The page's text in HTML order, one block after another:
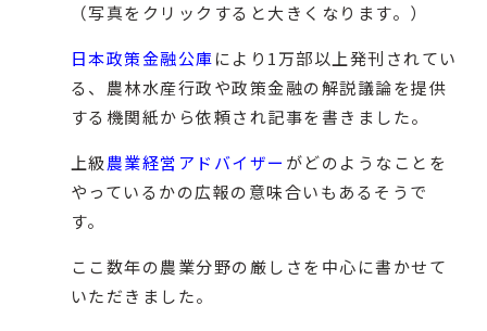
（写真をクリックすると大きくなります。）
日本政策金融公庫により1万部以上発刊されてい
る、農林水産行政や政策金融の解説議論を提供
する機関紙から依頼され記事を書きました。
上級農業経営アドバイザー がどのようなことを
やっているかの広報の意味合いもあるそうで
す。
ここ数年の農業分野の厳しさを中心に書かせて
いただきました。